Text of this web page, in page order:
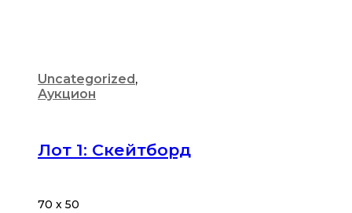
Uncategorized,
Аукцион
Лот 1: Скейтборд
70 х 50